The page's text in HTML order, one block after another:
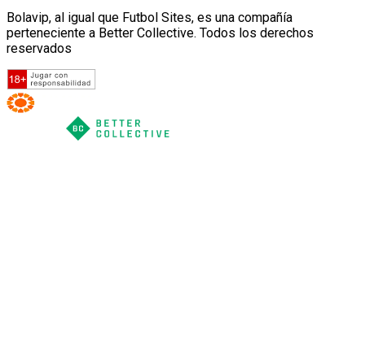
Bolavip, al igual que Futbol Sites, es una compañía
perteneciente a Better Collective. Todos los derechos
reservados